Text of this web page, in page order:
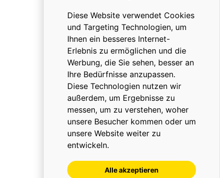
Diese Website verwendet Cookies
und Targeting Technologien, um
Ihnen ein besseres Internet-
Erlebnis zu ermöglichen und die
Werbung, die Sie sehen, besser an
Ihre Bedürfnisse anzupassen.
Diese Technologien nutzen wir
außerdem, um Ergebnisse zu
messen, um zu verstehen, woher
unsere Besucher kommen oder um
unsere Website weiter zu
entwickeln.
Alle akzeptieren
Karriere
Zertifikate
SCHNELLER KONTAKT
+420 469 315 032
info@hrochostroj.cz